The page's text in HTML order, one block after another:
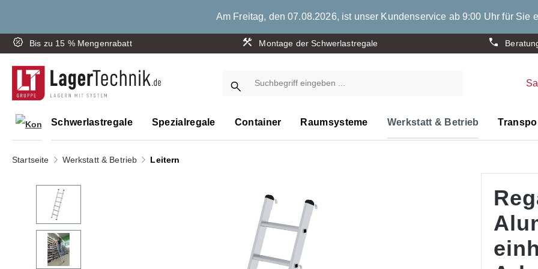
Am Freitag, den 07.08.2026, ist unser Kundenservice ab 9:00 Uhr für Sie
Bis zu 15 % Mengenrabatt Montage der Schwerlastregale
Schwerlastregale Spezialregale Container Raumsysteme Werkstatt & Betrieb
Startseite Werkstatt & Betrieb Leitern
Bildergalerie überspringen